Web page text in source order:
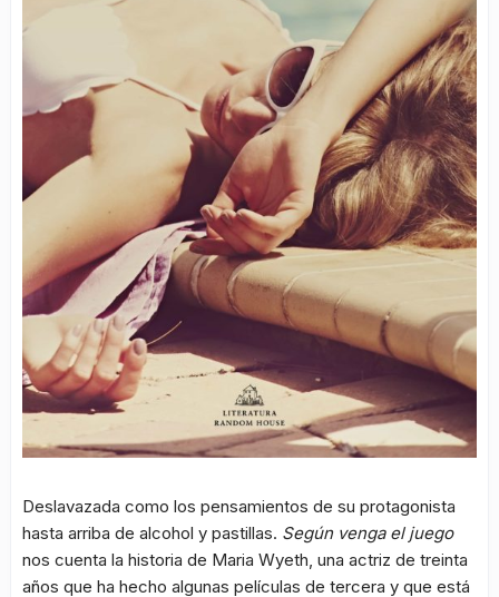
Deslavazada como los pensamientos de su protagonista
hasta arriba de alcohol y pastillas. Según venga el juego
nos cuenta la historia de Maria Wyeth, una actriz de treinta
años que ha hecho algunas películas de tercera y que está